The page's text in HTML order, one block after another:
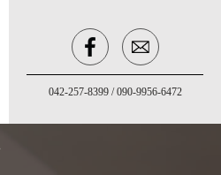
042-257-8399/090-9956-6472